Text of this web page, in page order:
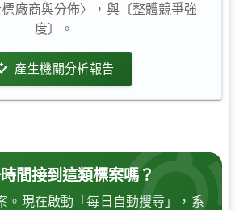
廠商與分佈〉，與〔整體競爭強
度〕。
產生機關分析報告
間接到這類標案嗎？
。現在啟動「每日自動搜尋」，系